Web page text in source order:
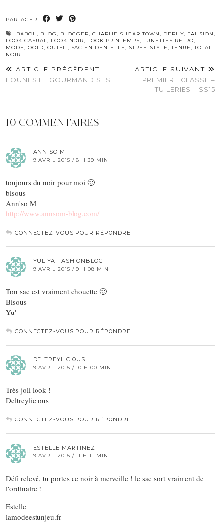
PARTAGER:
BABOU, BLOG, BLOGGER, CHARLIE SUGAR TOWN, DERHY, FAHSION,
LOOK CASUAL, LOOK NOIR, LOOK PRINTEMPS, LUNETTES RETRO,
MODE, OOTD, OUTFIT, SAC EN DENTELLE, STREETSTYLE,TENUE,TOTAL
NOIR
ARTICLE PRÉCÉDENT
FOUNES ET GOURMANDISES
ARTICLE SUIVANT
PREMIERE CLASSE –
TUILERIES – SS15
10 COMMENTAIRES
ANN'SO M
9 AVRIL 2015 / 8 H 39 MIN
toujours du noir pour moi 🙂
bisous
Ann'so M
http://www.annsom-blog.com/
CONNECTEZ-VOUS POUR RÉPONDRE
YULIYA FASHIONBLOG
9 AVRIL 2015 / 9 H 08 MIN
Ton sac est vraiment chouette 🙂
Bisous
Yu'
CONNECTEZ-VOUS POUR RÉPONDRE
DELTREYLICIOUS
9 AVRIL 2015 / 10 H 00 MIN
Très joli look !
Deltreylicious
CONNECTEZ-VOUS POUR RÉPONDRE
ESTELLE MARTINEZ
9 AVRIL 2015 / 11 H 11 MIN
Défi relevé, tu portes ce noir à merveille ! le sac sort vraiment de
l'ordinaire !
Estelle
lamodeestunjeu.fr